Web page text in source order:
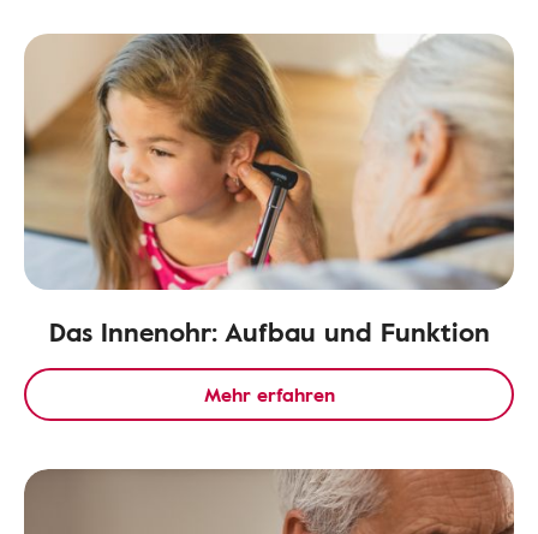
Das Innenohr: Aufbau und Funktion
Mehr erfahren